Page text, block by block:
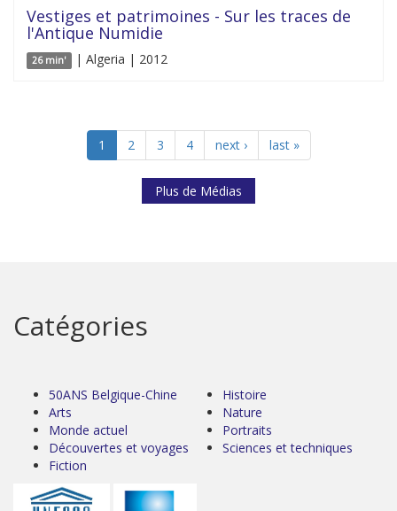
Vestiges et patrimoines - Sur les traces de
l'Antique Numidie
26 min' | Algeria | 2012
1 2 3 4 next › last »
Plus de Médias
Catégories
50ANS Belgique-Chine
Arts
Monde actuel
Découvertes et voyages
Fiction
Histoire
Nature
Portraits
Sciences et techniques